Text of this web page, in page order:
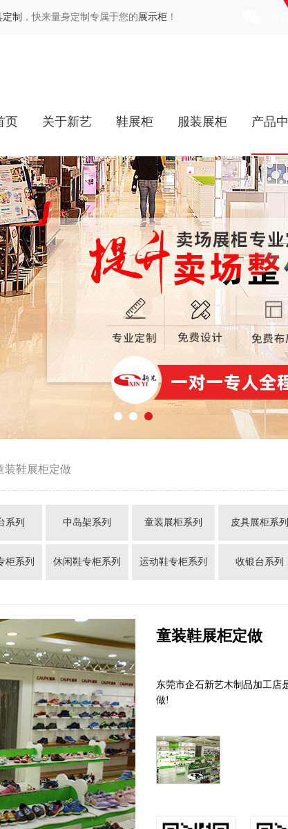
制 ，快来量身定制专属于您的展示柜 ！
页 关于新艺 鞋展柜 服装展柜 产品
装鞋展柜定做
系列 中岛架系列 童装展柜系列 皮具展柜系
柜系列 休闲鞋专柜系列 运动鞋专柜系列 收银台系列
童装鞋展柜定做
东莞市企石新艺木制品加工店
做!